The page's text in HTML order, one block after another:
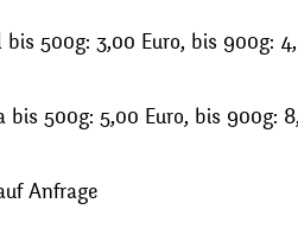
500g: 3,00 Euro, bis 900g:
bis 500g: 5,00 Euro, bis 900g:
Anfrage